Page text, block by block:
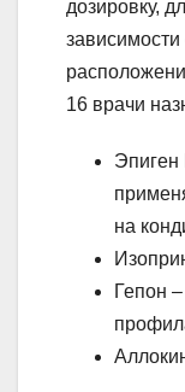
дозировку,
16 врачи
Эпиген
на
Гепон